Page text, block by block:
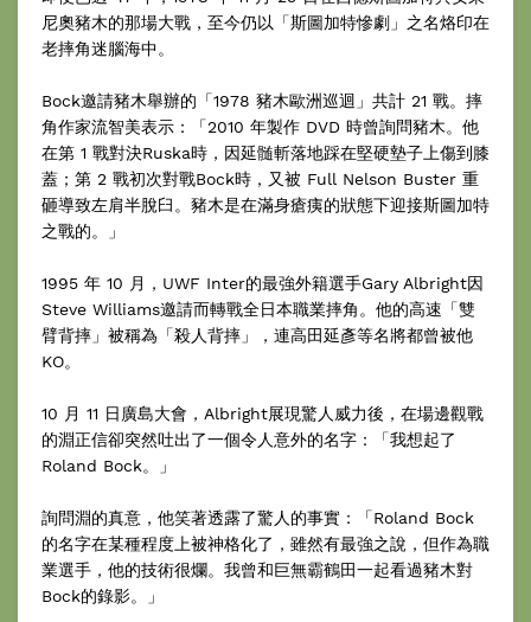
尼奧豬木的那場大戰，至今仍以「斯圖加特慘劇」之名烙印在
老摔角迷腦海中。
Bock邀請豬木舉辦的「1978 豬木歐洲巡迴」共計 21 戰。摔
角作家流智美表示：「2010 年製作 DVD 時曾詢問豬木。他
在第 1 戰對決Ruska時，因延髄斬落地踩在堅硬墊子上傷到膝
蓋；第 2 戰初次對戰Bock時，又被 Full Nelson Buster 重
砸導致左肩半脫臼。豬木是在滿身瘡痍的狀態下迎接斯圖加特
之戰的。」
1995 年 10 月，UWF Inter的最強外籍選手Gary Albright因
Steve Williams邀請而轉戰全日本職業摔角。他的高速「雙
臂背摔」被稱為「殺人背摔」，連高田延彥等名將都曾被他
KO。
10 月 11 日廣島大會，Albright展現驚人威力後，在場邊觀戰
的淵正信卻突然吐出了一個令人意外的名字：「我想起了
Roland Bock。」
詢問淵的真意，他笑著透露了驚人的事實：「Roland Bock
的名字在某種程度上被神格化了，雖然有最強之說，但作為職
業選手，他的技術很爛。我曾和巨無霸鶴田一起看過豬木對
Bock的錄影。」